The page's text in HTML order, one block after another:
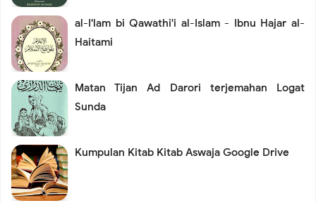
al-I'lam bi Qawathi'i al-Islam - Ibnu Hajar al-
Haitami
Matan Tijan Ad Darori terjemahan Logat
Sunda
Kumpulan Kitab Kitab Aswaja Google Drive